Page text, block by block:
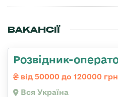
ВАКАНСІЇ
Розвідник-
від 50000 до 120000 грн
Вся Україна